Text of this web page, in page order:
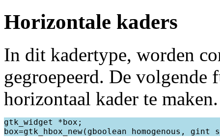
Horizontale kaders
In dit kadertype, worden
gegroepeerd. De
horizontaal kader te maken.
gtk_widget *box;